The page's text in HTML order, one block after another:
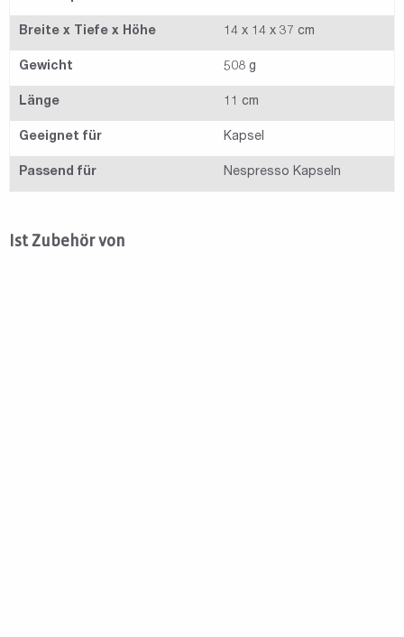
Breite x Tiefe x Höhe 14 x 14 x 37 cm
Gewicht 508 g
Länge 11 cm
Geeignet für Kapsel
Passend für Nespresso Kapseln
Ist Zubehör von